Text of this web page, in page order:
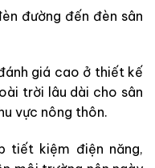
đường đến đèn sân
giá cao ở thiết kế
trời lâu dài cho sân
vực nông thôn.
tiết kiệm điện năng,